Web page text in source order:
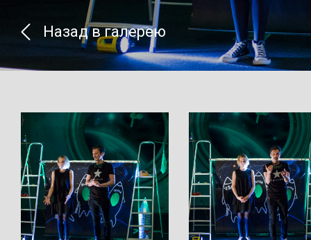
Назад в галерею
} }